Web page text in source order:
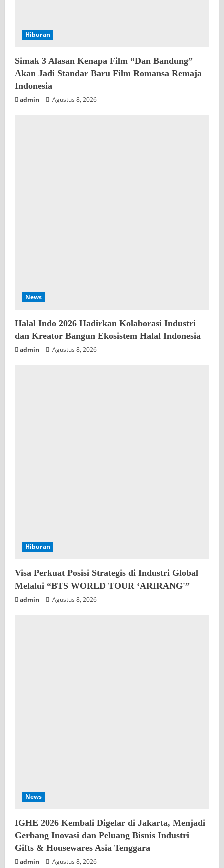
Hiburan
Simak 3 Alasan Kenapa Film “Dan Bandung”
Akan Jadi Standar Baru Film Romansa Remaja
Indonesia
admin Agustus 8, 2026
News
Halal Indo 2026 Hadirkan Kolaborasi Industri
dan Kreator Bangun Ekosistem Halal Indonesia
admin Agustus 8, 2026
Hiburan
Visa Perkuat Posisi Strategis di Industri Global
Melalui “BTS WORLD TOUR ‘ARIRANG'”
admin Agustus 8, 2026
News
IGHE 2026 Kembali Digelar di Jakarta, Menjadi
Gerbang Inovasi dan Peluang Bisnis Industri
Gifts & Housewares Asia Tenggara
admin Agustus 8, 2026